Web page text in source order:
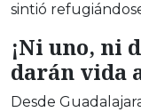
sintió
¡Ni uno, ni
darán vida
Desde